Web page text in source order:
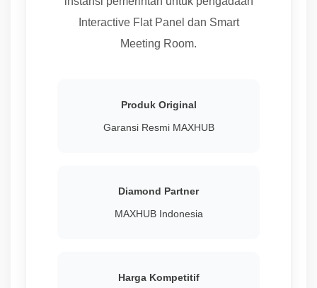
Interactive Flat Panel dan Smart
Meeting Room.
Produk Original
Garansi Resmi MAXHUB
Diamond Partner
MAXHUB Indonesia
Harga Kompetitif